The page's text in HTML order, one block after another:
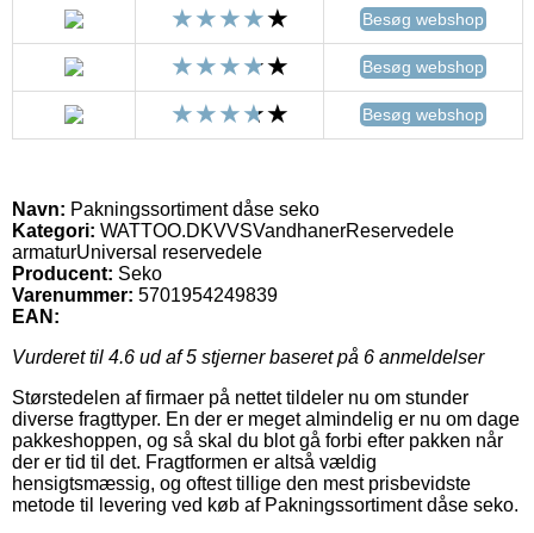
Besøg webshop
Besøg webshop
Besøg webshop
Navn: Pakningssortiment dåse seko
Kategori: WATTOO.DKVVSVandhanerReservedele
armaturUniversal reservedele
Producent: Seko
Varenummer: 5701954249839
EAN:
Vurderet til 4.6 ud af 5 stjerner baseret på 6 anmeldelser
Størstedelen af firmaer på nettet tildeler nu om stunder
diverse fragttyper. En der er meget almindelig er nu om dage
pakkeshoppen, og så skal du blot gå forbi efter pakken når
der er tid til det. Fragtformen er altså vældig
hensigtsmæssig, og oftest tillige den mest prisbevidste
metode til levering ved køb af Pakningssortiment dåse seko.